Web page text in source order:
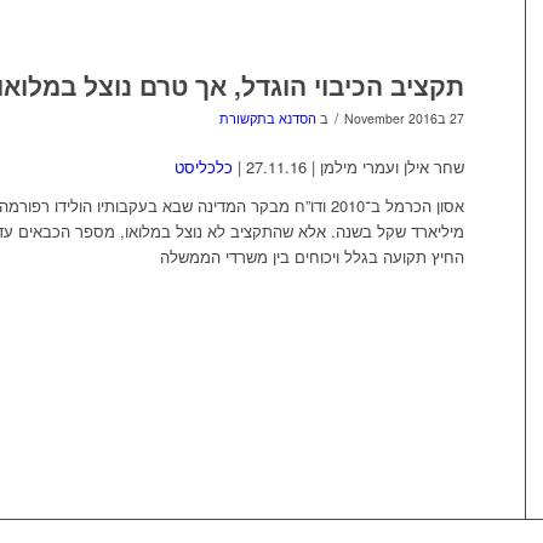
תקציב הכיבוי הוגדל, אך טרם נוצל
27 בNovember 2016 / ב הסדנא בתקשורת
שחר אילן ועמרי מילמן | 27.11.16 | כלכליסט
מיליארד שקל בשנה. אלא שהתקציב לא נוצל במלואו, מספר הכבאים
החיץ תקועה בגלל ויכוחים בין משרדי הממשלה